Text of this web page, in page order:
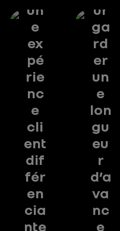
un
e
ex
pé
rie
nc
e
cli
ent
dif
fér
en
cia
nte
ur
ga
rd
er
un
e
lon
gu
eu
r
d’a
va
nc
e